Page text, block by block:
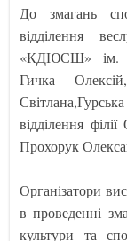
До змагань
відділення
«КДЮСШ» ім.
Гичка
відділення
Прохорук
Організатори
в проведенні
культури та